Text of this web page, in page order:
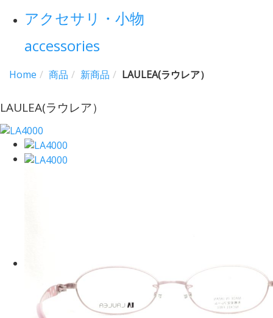
アクセサリ・小物
accessories
Home 商品 新商品 LAULEA(ラウレア）
LAULEA(ラウレア）